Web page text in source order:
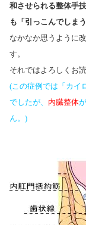
和させられる整体手
も「引っこんでしまう
なかなか思うように
す。
それではよろしくお
(この症例では「カイ
でしたが、 内臓整体
ん。)